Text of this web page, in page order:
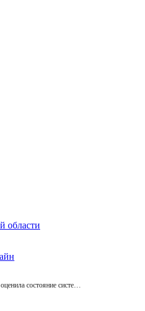
области
Комиссия Совета Безопасности высоко оценила состояние системы гражданской обороны в Псковской области.